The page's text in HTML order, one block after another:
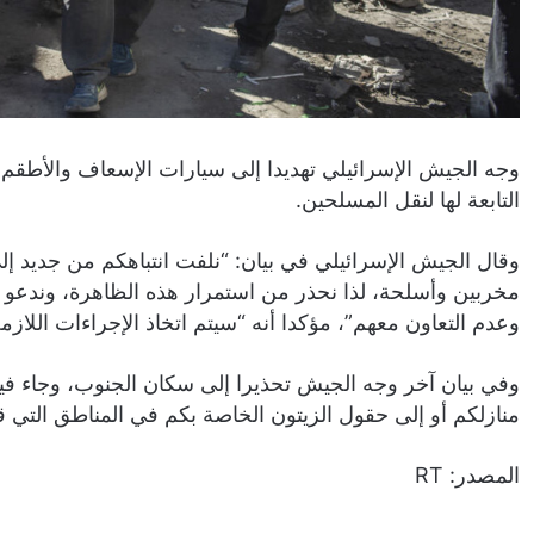
وجه الجيش الإسرائيلي تهديدا إلى سيارات الإسعاف
التابعة لها لنقل المسلحين.
وقال الجيش الإسرائيلي في بيان: “نلفت انتباهكم من جديد
مخربين وأسلحة، لذا نحذر من استمرار هذه الظاهرة،
وعدم التعاون معهم”، مؤكدا أنه “سيتم اتخاذ الإجراءات
وفي بيان آخر وجه الجيش تحذيرا إلى سكان الجنوب، وجاء
منازلكم أو إلى حقول الزيتون الخاصة بكم في المناطق التي
المصدر: RT